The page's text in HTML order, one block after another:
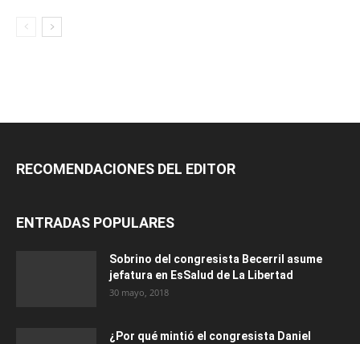
RECOMENDACIONES DEL EDITOR
ENTRADAS POPULARES
Sobrino del congresista Becerril asume
jefatura en EsSalud de La Libertad
30 mayo, 2018
¿Por qué mintió el congresista Daniel